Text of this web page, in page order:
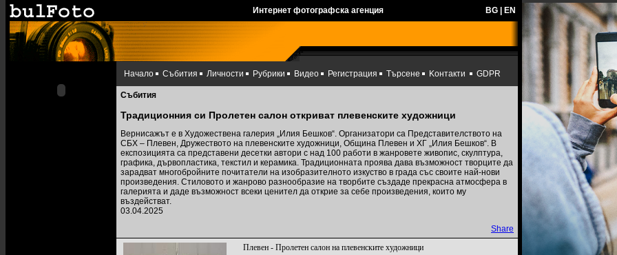
Интернет фотографска агенция BG EN
Начало Събития Личности Рубрики Видео Регистрация Търсене Kонтакти GDPR
Събития
Традиционния си Пролетен салон откриват плевенските художници
Вернисажът е в Художествена галерия „Илия Бешков“. Организатори са Представителството на
СБХ – Плевен, Дружеството на плевенските художници, Община Плевен и ХГ „Илия Бешков“. В
експозицията са представени десетки автори с над 100 работи в жанровете живопис, скулптура,
графика, дървопластика, текстил и керамика. Традиционната проява дава възможност творците да
зарадват многобройните почитатели на изобразителното изкуство в града със своите най-нови
произведения. Стиловото и жанрово разнообразие на творбите създаде прекрасна атмосфера в
галерията и даде възможност всеки ценител да открие за себе произведения, които му
въздействат.
03.04.2025
Share
Плевен - Пролетен салон на плевенските художници